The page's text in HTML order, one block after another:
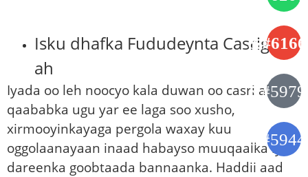
Isku dhafka Fududeynta Casriga
ah
Iyada oo leh noocyo kala duwan oo casri ah,
qaababka ugu yar ee laga soo xusho,
xirmooyinkayaga pergola waxay kuu
oggolaanayaan inaad habayso muuqaalka iyo
dareenka goobtaada bannaanka. Haddii aad